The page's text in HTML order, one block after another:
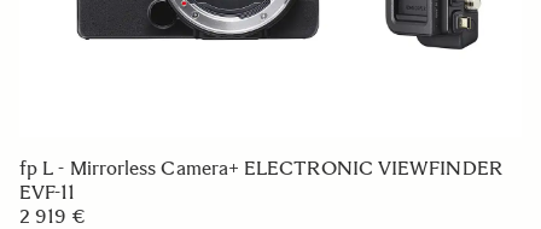
fp L - Mirrorless Camera+ ELECTRONIC VIEWFINDER
EVF-11
2 919 €